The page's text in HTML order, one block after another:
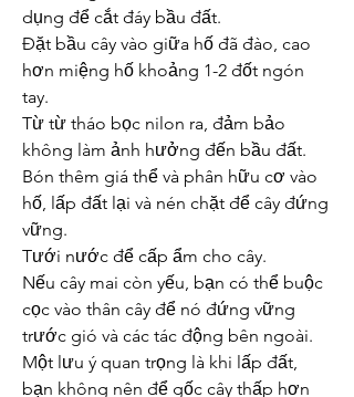
dụng để cắt đáy bầu đất.
Đặt bầu cây vào giữa hố đã đào, cao
hơn miệng hố khoảng 1-2 đốt ngón
tay.
Từ từ tháo bọc nilon ra, đảm bảo
không làm ảnh hưởng đến bầu đất.
Bón thêm giá thể và phân hữu cơ vào
hố, lấp đất lại và nén chặt để cây đứng
vững.
Tưới nước để cấp ẩm cho cây.
Nếu cây mai còn yếu, bạn có thể buộc
cọc vào thân cây để nó đứng vững
trước gió và các tác động bên ngoài.
Một lưu ý quan trọng là khi lấp đất,
bạn không nên để gốc cây thấp hơn